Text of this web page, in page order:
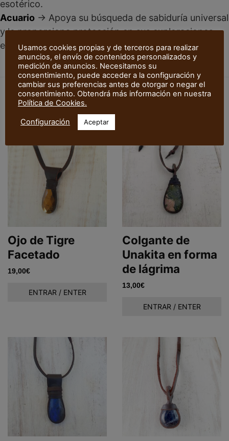
esotérico.
Acuario → Apoya su búsqueda de sabiduría universal
y le proporciona protección en sus exploraciones
espirituales.
Productos relacionados
Ojo de Tigre
Facetado
19,00€
ENTRAR / ENTER
Colgante de
Unakita en forma
de lágrima
13,00€
ENTRAR / ENTER
Usamos cookies propias y de terceros para realizar
anuncios, el envío de contenidos personalizados y
medición de anuncios. Necesitamos su
consentimiento, puede acceder a la configuración y
cambiar sus preferencias antes de otorgar o negar el
consentimiento. Obtendrá más información en nuestra
Política de Cookies.
Configuración Aceptar